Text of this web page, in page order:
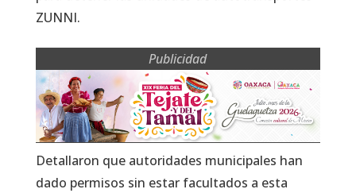
ZUNNI.
Publicidad
Detallaron que autoridades municipales han
dado permisos sin estar facultados a esta